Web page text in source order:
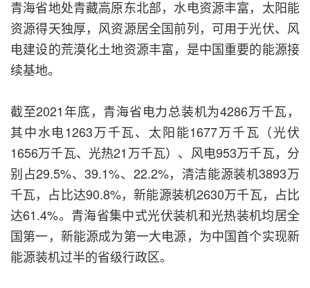
青海省地处青藏高原东北部，水电资源丰富，太阳能
资源得天独厚，风资源居全国前列，可用于光伏、风
电建设的荒漠化土地资源丰富，是中国重要的能源接
续基地。
截至2021年底，青海省电力总装机为4286万千瓦，
其中水电1263万千瓦、太阳能1677万千瓦（光伏
1656万千瓦、光热21万千瓦）、风电953万千瓦，分
别占29.5%、39.1%、22.2%，清洁能源装机3893万
千瓦，占比达90.8%，新能源装机2630万千瓦，占比
达61.4%。青海省集中式光伏装机和光热装机均居全
国第一，新能源成为第一大电源，为中国首个实现新
能源装机过半的省级行政区。